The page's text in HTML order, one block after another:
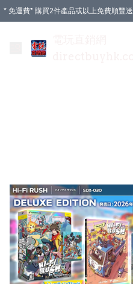
* 免運費* 購買2件產品或以上免費順豐